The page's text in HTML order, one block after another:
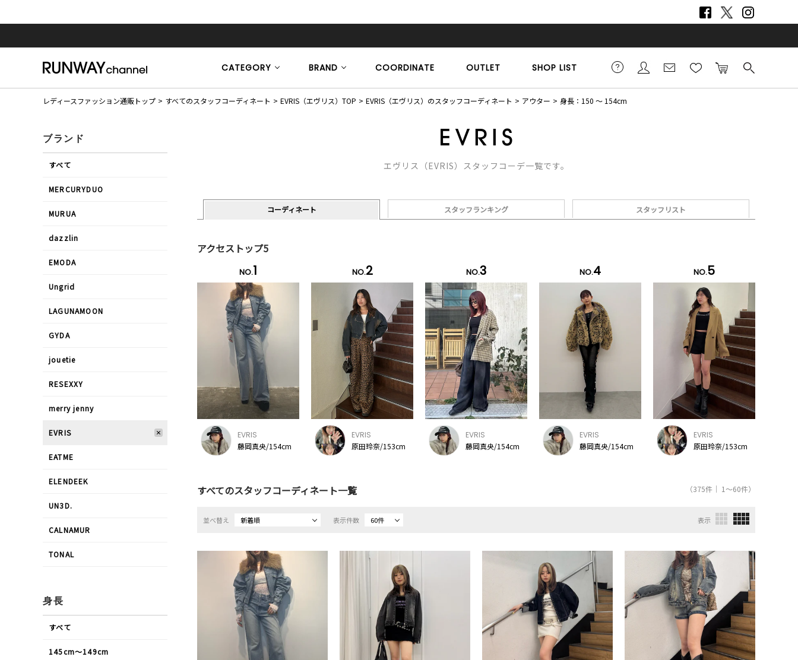
CATEGORY BRAND COORDINATE OUTLET SHOP LIST
レディースファッション通販トップ すべてのスタッフコーディネート EVRIS（エヴリス）TOP EVRIS（エヴリス）のスタッフコーディネート アウター 身長：150 ～ 154cm
エヴリス（EVRIS）スタッフコーデ一覧です。
コーディネート スタッフランキング スタッフリスト
アクセストップ5
NO.1
EVRIS
藤岡真央/154cm
NO.2
EVRIS
原田玲奈/153cm
NO.3
EVRIS
藤岡真央/154cm
NO.4
EVRIS
藤岡真央/154cm
NO.5
EVRIS
原田玲奈/153cm
すべてのスタッフコーディネート一覧 （375件｜ 1～60件）
並べ替え 新着順 表示件数 60件 表示
ブランド
すべて
MERCURYDUO
MURUA
dazzlin
EMODA
Ungrid
LAGUNAMOON
GYDA
jouetie
RESEXXY
merry jenny
EVRIS
EATME
ELENDEEK
UN3D.
CALNAMUR
TONAL
身長
すべて
145cm〜149cm